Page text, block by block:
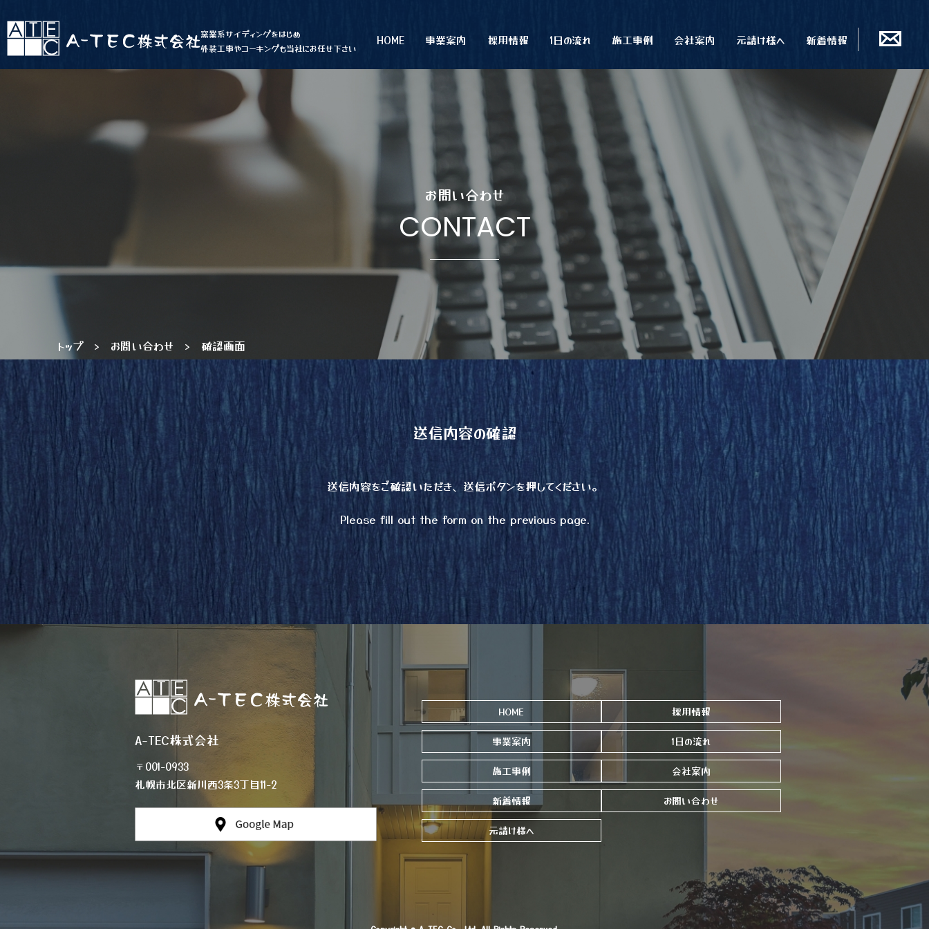
窯業系サイディングをはじめ
外装工事やコーキングも当社にお任せ下さい
HOME 事業案内 採用情報 1日の流れ 施工事例 会社案内 元請け様へ 新着情報
お問い合わせ
CONTACT
トップ > お問い合わせ > 確認画面
送信内容の確認
送信内容をご確認いただき、送信ボタンを押してください。
Please fill out the form on the previous page.
A-TEC株式会社
〒001-0933
札幌市北区新川西3条3丁目11-2
HOME
事業案内
施工事例
新着情報
元請け様へ
採用情報
1日の流れ
会社案内
お問い合わせ